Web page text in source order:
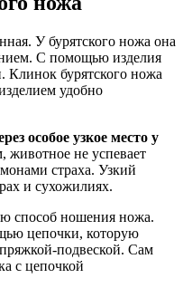
У бурятского ножа она
С помощью изделия
Клинок бурятского ножа
удобно
особое узкое место у
животное не успевает
страха. Узкий
и сухожилиях.
способ ношения ножа.
цепочки, которую
подвеской. Сам
с цепочкой